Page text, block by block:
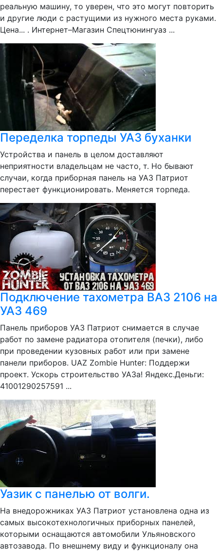
реальную машину, то уверен, что это могут повторить
и другие люди с растущими из нужного места руками.
Цена... . Интернет–Магазин Спецтюнингуаз ...
Переделка торпеды УАЗ буханки
Устройства и панель в целом доставляют
неприятности владельцам не часто, т. Но бывают
случаи, когда приборная панель на УАЗ Патриот
перестает функционировать. Меняется торпеда.
Подключение тахометра ВАЗ 2106 на
УАЗ 469
Панель приборов УАЗ Патриот снимается в случае
работ по замене радиатора отопителя (печки), либо
при проведении кузовных работ или при замене
панели приборов. UAZ Zombie Hunter: Поддержи
проект. Ускорь строительство УАЗа! Яндекс.Деньги:
41001290257591 ...
Уазик с панелью от волги.
На внедорожниках УАЗ Патриот установлена одна из
самых высокотехнологичных приборных панелей,
которыми оснащаются автомобили Ульяновского
автозавода. По внешнему виду и функционалу она